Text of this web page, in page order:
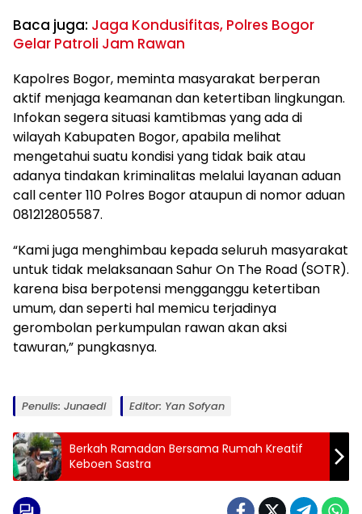
Baca juga: Jaga Kondusifitas, Polres Bogor
Gelar Patroli Jam Rawan
Kapolres Bogor, meminta masyarakat berperan
aktif menjaga keamanan dan ketertiban lingkungan.
Infokan segera situasi kamtibmas yang ada di
wilayah Kabupaten Bogor, apabila melihat
mengetahui suatu kondisi yang tidak baik atau
adanya tindakan kriminalitas melalui layanan aduan
call center 110 Polres Bogor ataupun di nomor aduan
081212805587.
“Kami juga menghimbau kepada seluruh masyarakat
untuk tidak melaksanaan Sahur On The Road (SOTR).
karena bisa berpotensi mengganggu ketertiban
umum, dan seperti hal memicu terjadinya
gerombolan perkumpulan rawan akan aksi
tawuran,” pungkasnya.
Penulis: Junaedi Editor: Yan Sofyan
Berkah Ramadan Bersama Rumah Kreatif
Keboen Sastra